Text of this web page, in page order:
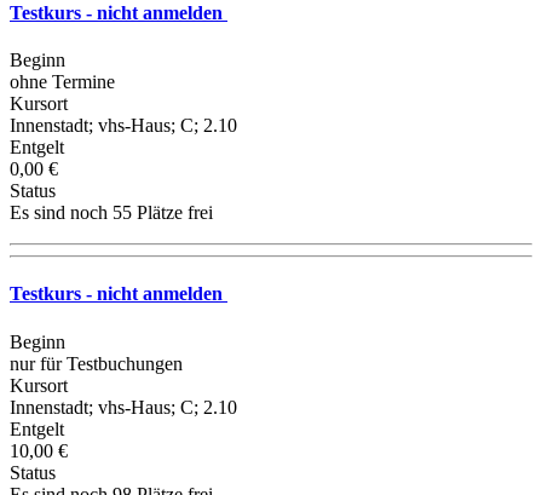
Testkurs - nicht anmelden
Beginn
ohne Termine
Kursort
Innenstadt; vhs-Haus; C; 2.10
Entgelt
0,00 €
Status
Es sind noch 55 Plätze frei
Testkurs - nicht anmelden
Beginn
nur für Testbuchungen
Kursort
Innenstadt; vhs-Haus; C; 2.10
Entgelt
10,00 €
Status